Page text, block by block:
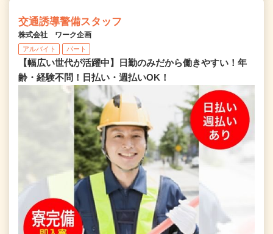
交通誘導警備スタッフ
株式会社 ワーク企画
アルバイト パート
【幅広い世代が活躍中】日勤のみだから働きやすい！年
齢・経験不問！日払い・週払いOK！